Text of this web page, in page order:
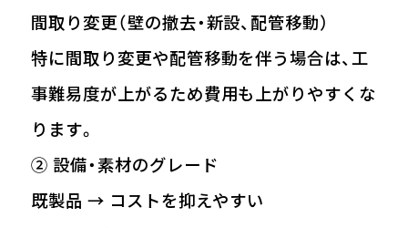
間取り変更（壁の撤去・新設、配管移動）
特に間取り変更や配管移動を伴う場合は、工
事難易度が上がるため費用も上がりやすくな
ります。
② 設備・素材のグレード
既製品 → コストを抑えやすい